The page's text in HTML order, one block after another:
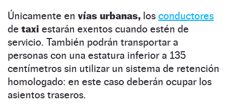
Únicamente en vías urbanas, los conductores
de taxi estarán exentos cuando estén de
servicio. También podrán transportar a
personas con una estatura inferior a 135
centímetros sin utilizar un sistema de retención
homologado: en este caso deberán ocupar los
asientos traseros.